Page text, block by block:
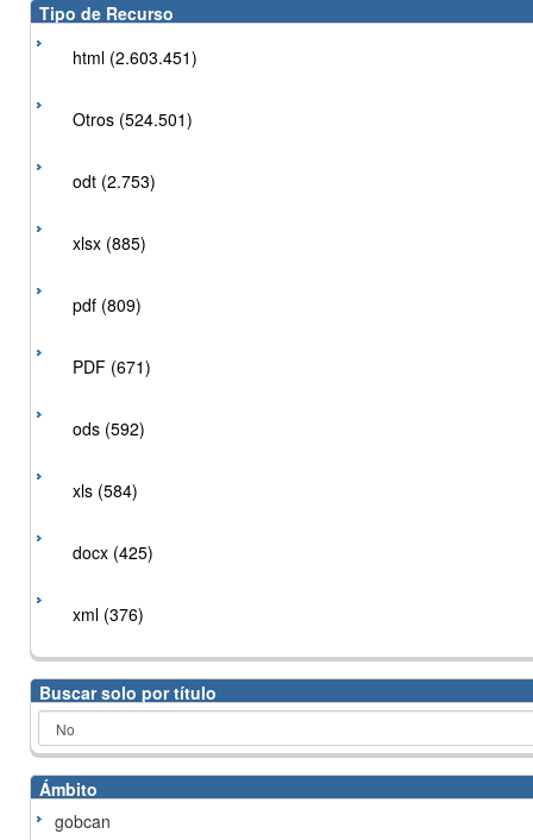
Tipo de Recurso
html (2.603.451)
Otros (524.501)
odt (2.753)
xlsx (885)
pdf (809)
PDF (671)
ods (592)
xls (584)
docx (425)
xml (376)
Buscar solo por título
Ámbito
gobcan